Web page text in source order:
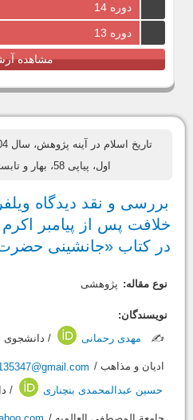
دوره 14
دوره 13
مشاهده
اول، پیاپی 58، بهار و تابستان
بررسی و نقد دیدگاه
خلافت پس از پیامبر
در کتاب «جانشینی
نوع مقاله: پژوهشی
نویسندگان:
✍️
مهدی رحمانی / دانشجوی
ادیان و مذاهب /
حسین عبدالمحمدی بنچناری
/